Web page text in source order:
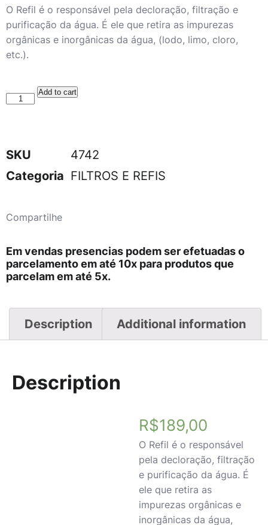
O Refil é o responsável pela decloração, filtração e
purificação da água. É ele que retira as impurezas
orgânicas e inorgânicas da água, (lodo, limo, cloro,
etc.).
Add to cart
SKU
4742
Categoria FILTROS E REFIS
Compartilhe
Em vendas presencias podem ser efetuadas o
parcelamento em até 10x para produtos que
parcelam em até 5x.
Description Additional information
Description
R$189,00
O Refil é o responsável
pela decloração, filtração
e purificação da água. É
ele que retira as
impurezas orgânicas e
inorgânicas da água,